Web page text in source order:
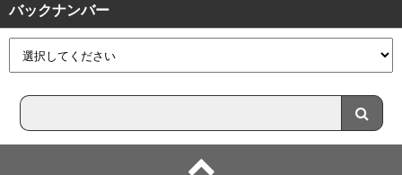
バックナンバー